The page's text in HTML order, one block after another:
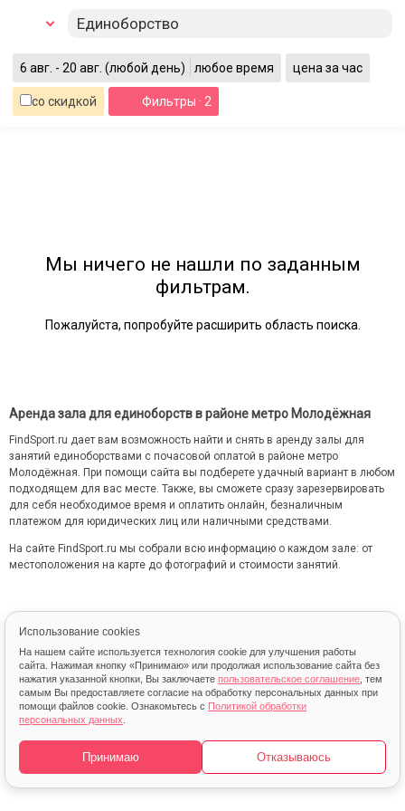
Использование cookies
На нашем сайте используется технология cookie для улучшения работы
сайта. Нажимая кнопку «Принимаю» или продолжая использование сайта без
нажатия указанной кнопки, Вы заключаете пользовательское соглашение , тем
самым Вы предоставляете согласие на обработку персональных данных при
помощи файлов cookie. Ознакомьтесь с Политикой обработки
персональных данных
Принимаю Отказываюсь
Единоборство
6 авг. - 20 авг. (любой день) любое время цена за час
со скидкой Фильтры · 2
Мы ничего не нашли по заданным
фильтрам.
Пожалуйста, попробуйте расширить область поиска.
Аренда зала для единоборств в районе метро Молодёжная
FindSport.ru дает вам возможность найти и снять в аренду залы для
занятий единоборствами с почасовой оплатой в районе метро
Молодёжная. При помощи сайта вы подберете удачный вариант в любом
подходящем для вас месте. Также, вы сможете сразу зарезервировать
для себя необходимое время и оплатить онлайн, безналичным
платежом для юридических лиц или наличными средствами.
На сайте FindSport.ru мы собрали всю информацию о каждом зале: от
местоположения на карте до фотографий и стоимости занятий.